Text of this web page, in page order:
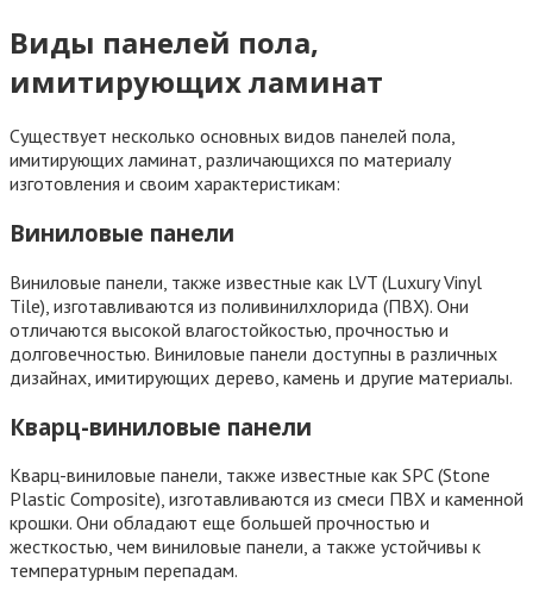
Виды панелей пола,
имитирующих ламинат
Существует несколько основных видов панелей пола,
имитирующих ламинат, различающихся по материалу
изготовления и своим характеристикам:
Виниловые панели
Виниловые панели, также известные как LVT (Luxury Vinyl
Tile), изготавливаются из поливинилхлорида (ПВХ). Они
отличаются высокой влагостойкостью, прочностью и
долговечностью. Виниловые панели доступны в различных
дизайнах, имитирующих дерево, камень и другие материалы.
Кварц-виниловые панели
Кварц-виниловые панели, также известные как SPC (Stone
Plastic Composite), изготавливаются из смеси ПВХ и каменной
крошки. Они обладают еще большей прочностью и
жесткостью, чем виниловые панели, а также устойчивы к
температурным перепадам.